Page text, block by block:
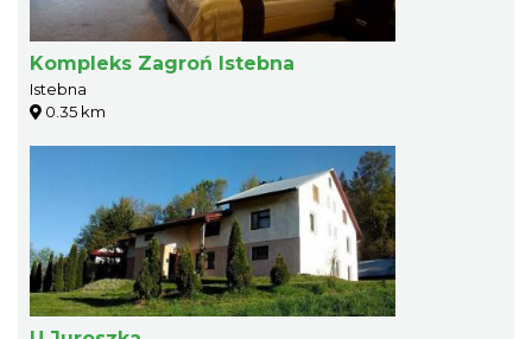
Kompleks Zagroń Istebna
Istebna
0.35 km